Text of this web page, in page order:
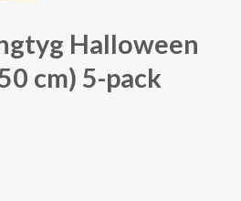
Halloween
cm) 5-pack